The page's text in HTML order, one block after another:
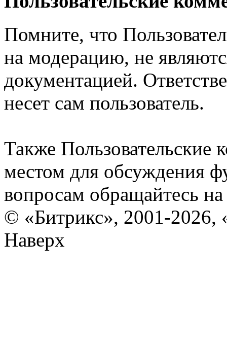
Помните, что
на модерацию, не
документацией.
несет сам пользователь.
Также Пользовательские
местом для обсуждения
вопросам обращайтесь
© «Битрикс», 2001-2026,
Наверх